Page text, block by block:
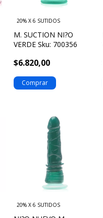
M. SUCTION NI?O
VERDE Sku: 700356
$6.820,00
20% X 6 SUTIDOS
20% X 6 SUTIDOS